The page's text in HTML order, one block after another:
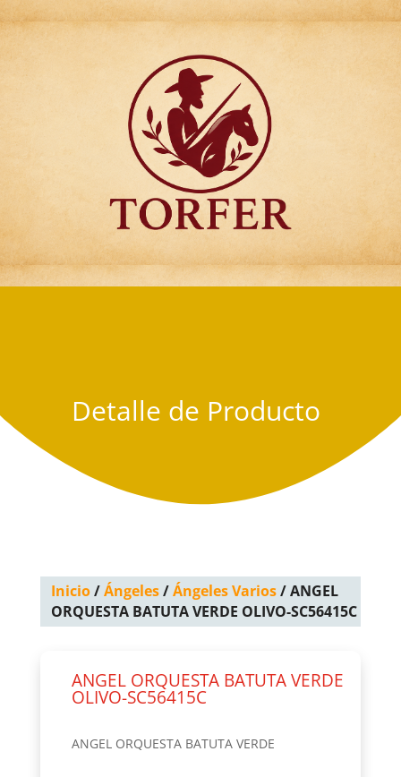
Articulos para
Regalo Torfer.
Detalle de Producto
Inicio/Ángeles/Ángeles Varios/ ANGEL
ORQUESTA BATUTA VERDE OLIVO-SC56415C
ANGEL ORQUESTA BATUTA VERDE
OLIVO-SC56415C
ANGEL ORQUESTA BATUTA VERDE